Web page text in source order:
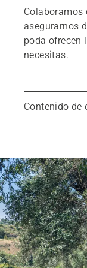
Colaboramos
asegurarnos
poda ofrecen
necesitas.
Contenido de
Productos
Piezas y
Encuentra